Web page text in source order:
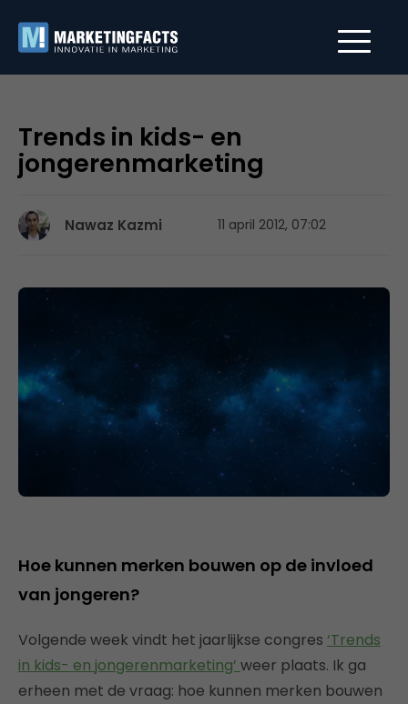
Trends in kids- en
jongerenmarketing
Nawaz Kazmi 11 april 2012, 07:02
Hoe kunnen merken bouwen op de invloed
van jongeren?
Volgende week vindt het jaarlijkse congres ‘Trends
in kids- en jongerenmarketing’ weer plaats. Ik ga
erheen met de vraag: hoe kunnen merken bouwen